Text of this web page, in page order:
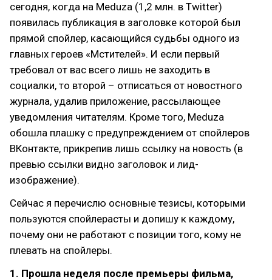
сегодня, когда на Meduza (1,2 млн. в Twitter)
появилась публикация в заголовке которой был
прямой спойлер, касающийся судьбы одного из
главных героев «Мстителей». И если первый
требовал от вас всего лишь не заходить в
социалки, то второй – отписаться от новостного
журнала, удалив приложение, рассылающее
уведомления читателям. Кроме того, Meduza
обошла плашку с предупреждением от спойлеров
ВКонтакте, прикрепив лишь ссылку на новость (в
превью ссылки видно заголовок и лид-
изображение).
Сейчас я перечислю основные тезисы, которыми
пользуются спойлерасты и допишу к каждому,
почему они не работают с позиции того, кому не
плевать на спойлеры.
1. Прошла неделя после премьеры фильма,